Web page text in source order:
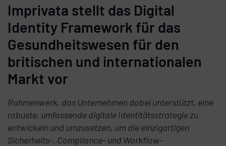
Imprivata stellt das Digital
Identity Framework für das
Gesundheitswesen für den
britischen und internationalen
Markt vor
Rahmenwerk, das Unternehmen dabei unterstützt, eine
robuste, umfassende digitale Identitätsstrategie zu
entwickeln und umzusetzen, um die einzigartigen
Sicherheits-, Compliance- und Workflow-